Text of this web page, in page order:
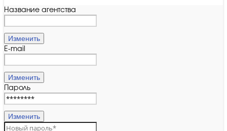
Название агентства
Изменить
E-mail
Изменить
Пароль
Изменить